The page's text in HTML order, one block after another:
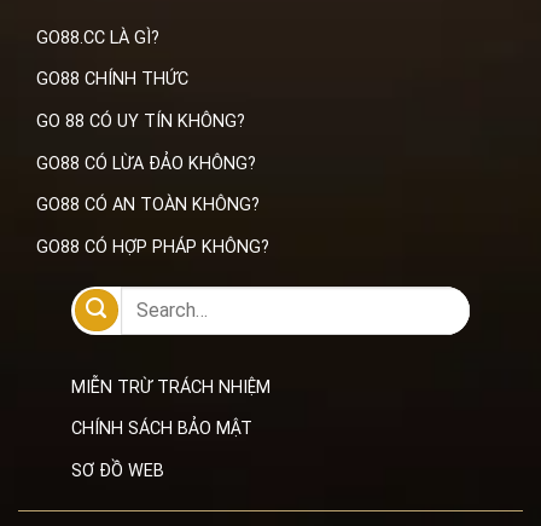
GO88.CC LÀ GÌ?
GO88 CHÍNH THỨC
GO 88 CÓ UY TÍN KHÔNG?
GO88 CÓ LỪA ĐẢO KHÔNG?
GO88 CÓ AN TOÀN KHÔNG?
GO88 CÓ HỢP PHÁP KHÔNG?
MIỄN TRỪ TRÁCH NHIỆM
CHÍNH SÁCH BẢO MẬT
SƠ ĐỒ WEB